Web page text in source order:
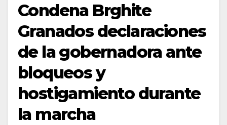
Condena Brghite
Granados declaraciones
de la gobernadora ante
bloqueos y
hostigamiento durante
la marcha